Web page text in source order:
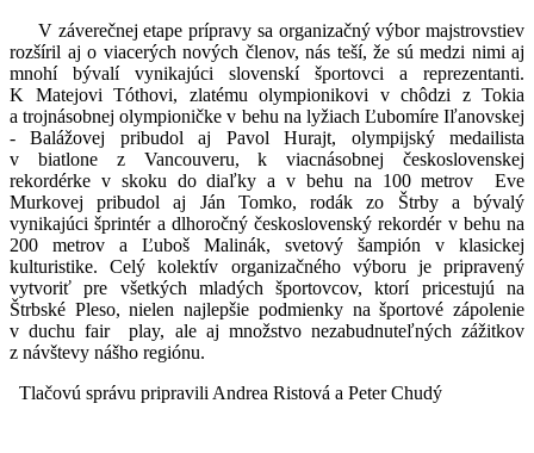
V záverečnej etape prípravy sa organizačný výbor majstrovstiev
rozšíril aj o viacerých nových členov, nás teší, že sú medzi nimi aj
mnohí bývalí vynikajúci slovenskí športovci a reprezentanti.
K Matejovi Tóthovi, zlatému olympionikovi v chôdzi z Tokia
a trojnásobnej olympioničke v behu na lyžiach Ľubomíre Iľanovskej
- Balážovej pribudol aj Pavol Hurajt, olympijský medailista
v biatlone z Vancouveru, k viacnásobnej československej
rekordérke v skoku do diaľky a v behu na 100 metrov Eve
Murkovej pribudol aj Ján Tomko, rodák zo Štrby a bývalý
vynikajúci šprintér a dlhoročný československý rekordér v behu na
200 metrov a Ľuboš Malinák, svetový šampión v klasickej
kulturistike. Celý kolektív organizačného výboru je pripravený
vytvoriť pre všetkých mladých športovcov, ktorí pricestujú na
Štrbské Pleso, nielen najlepšie podmienky na športové zápolenie
v duchu fair play, ale aj množstvo nezabudnuteľných zážitkov
z návštevy nášho regiónu.
Tlačovú správu pripravili Andrea Ristová a Peter Chudý